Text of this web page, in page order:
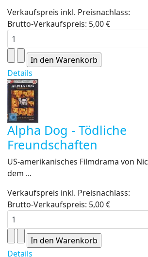
Verkaufspreis inkl. Preisnachlass:
Brutto-Verkaufspreis: 5,00 €
Details
Alpha Dog - Tödliche
Freundschaften
US-amerikanisches Filmdrama von
dem ...
Verkaufspreis inkl. Preisnachlass:
Brutto-Verkaufspreis: 5,00 €
Details